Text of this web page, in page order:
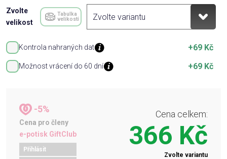
Zvolte
velikost
Tabulka
velikostí
Kontrola nahraných dat +69 Kč
Možnost vrácení do 60 dní +69 Kč
-5%
Cena pro členy
e-potisk GiftClub
Přihlásit
Cena celkem:
366 Kč
Zvolte variantu